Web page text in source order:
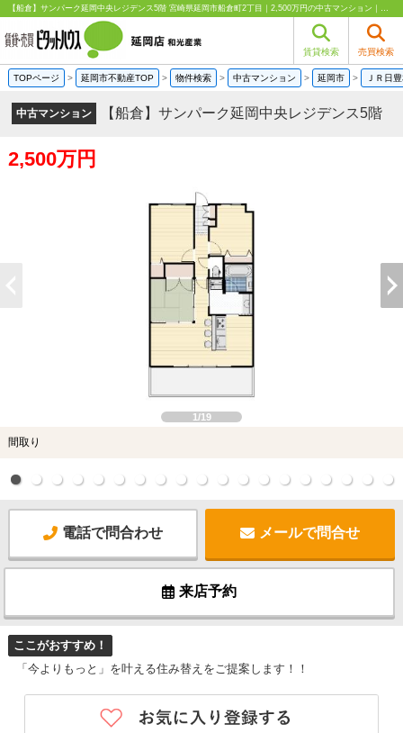
【船倉】サンパーク延岡中央レジデンス5階 宮崎県延岡市船倉町2丁目｜2,500万円の中古マンション｜分譲マンション情報｜和光産業
賃貸検索 売買検索
TOPページ > 延岡市不動産TOP > 物件検索 > 中古マンション > 延岡市 > ＪＲ日
中古マンション 【船倉】サンパーク延岡中央レジデンス5階
2,500万円
1/19
間取り
電話で問合わせ メールで問合せ
来店予約
ここがおすすめ！
「今よりもっと」を叶える住み替えをご提案します！！